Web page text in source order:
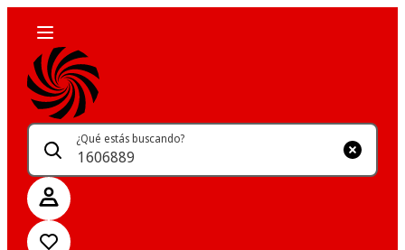
¿Qué estás buscando?